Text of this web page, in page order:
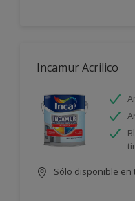
Incamur Acrilico
Sólo disponible en